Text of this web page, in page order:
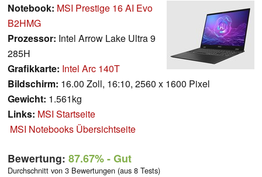
Notebook: MSI Prestige 16 AI Evo
B2HMG
Prozessor: Intel Arrow Lake Ultra 9
285H
Grafikkarte: Intel Arc 140T
Bildschirm: 16.00 Zoll, 16:10, 2560 x 1600 Pixel
Gewicht: 1.561kg
Links: MSI Startseite
MSI Notebooks Übersichtseite
Bewertung: 87.67%- Gut
Durchschnitt von 3 Bewertungen (aus 8 Tests)